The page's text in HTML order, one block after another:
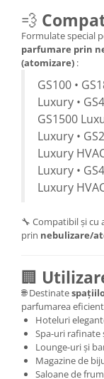
💨
Formulate special
parfumare prin
(atomizare) :
GS100 •
Luxury •
GS1500
Luxury •
Luxury
Luxury •
Luxury
🔧 Compatibil și cu
prin nebulizare/
🏢
🌐 Destinate
parfumarea
Hoteluri
Spa-uri rafinate
Lounge-uri și
Magazine de
Saloane de